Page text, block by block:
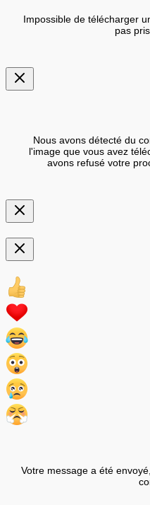
Impossible de télécharger
pas
Nous avons détecté du
l'image que vous avez
avons refusé votre
Votre message a été